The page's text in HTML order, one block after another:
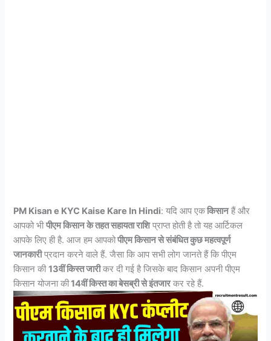
PM Kisan e KYC Kaise Kare In Hindi: यदि आप एककिसानहैं और
आपको भीपीएम किसान के तहत सहायता राशिप्राप्त होती है तो यह आर्टिकल
आपके लिए ही है. आज हम आपकोपीएम किसान से संबंधित कुछ महत्वपूर्ण
जानकारीप्रदान करने वाले हैं. जैसा कि आप सभी लोग जानते हैं कि पीएम
किसान की13वीं किस्त जारीकर दी गई है जिसके बाद किसान अपनी पीएम
किसान योजना की14वीं किस्त का बेसब्री से इंतजारकर रहे हैं.